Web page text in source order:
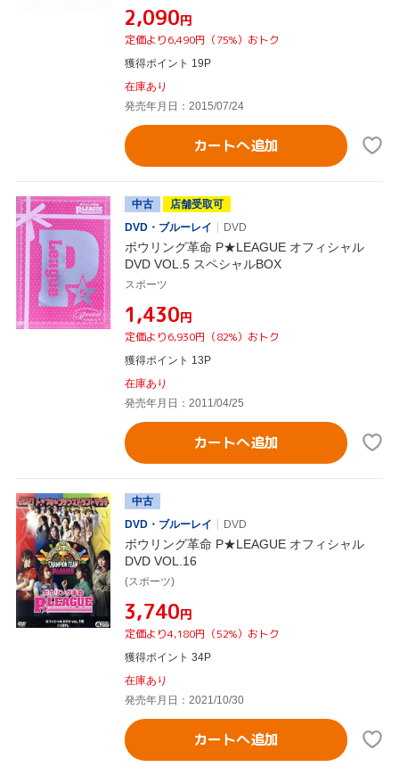
¥2,090円
定価より6,490円（75%）おトク
獲得ポイント 19P
在庫あり
発売年月日：2015/07/24
カートへ追加
中古
店舗受取可
DVD・ブルーレイ
DVD
ボウリング革命 P★LEAGUE オフィシャル
DVD VOL.5 スペシャルBOX
スポーツ
¥1,430円
定価より6,930円（82%）おトク
獲得ポイント 13P
在庫あり
発売年月日：2011/04/25
カートへ追加
中古
DVD・ブルーレイ
DVD
ボウリング革命 P★LEAGUE オフィシャル
DVD VOL.16
(スポーツ)
¥3,740円
定価より4,180円（52%）おトク
獲得ポイント 34P
在庫あり
発売年月日：2021/10/30
カートへ追加